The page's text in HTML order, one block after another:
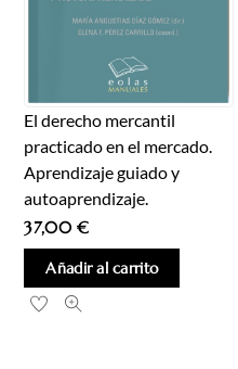
El derecho mercantil
practicado en el mercado.
Aprendizaje guiado y
autoaprendizaje.
37,00€
Añadir al carrito